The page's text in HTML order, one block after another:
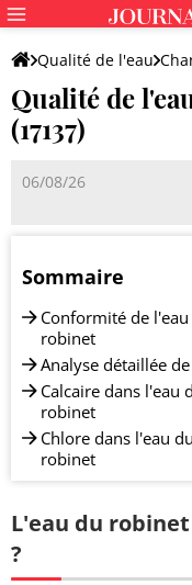
Qualité de l'eau
Qualité de
(17137)
06/08/26
Sommaire
Conformité de
robinet
Analyse détaillée
Calcaire dans l'eau
robinet
Chlore dans l'eau du
robinet
L'eau du
?